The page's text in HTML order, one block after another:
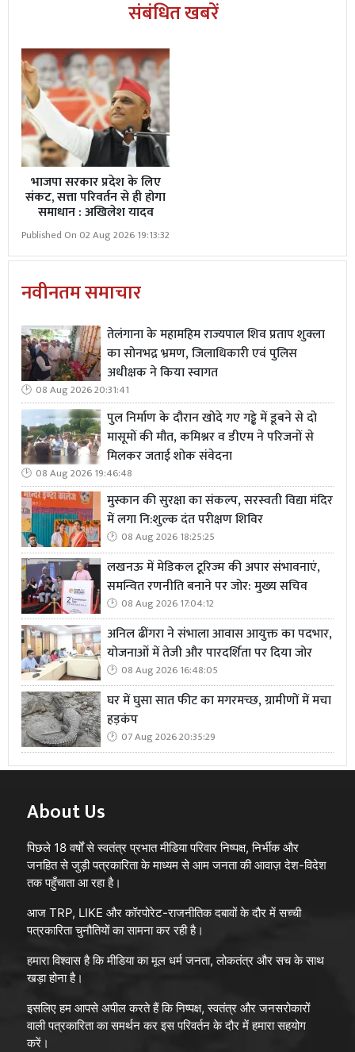
संबंधित खबरें
भाजपा सरकार प्रदेश के लिए
संकट, सत्ता परिवर्तन से ही होगा
समाधान : अखिलेश यादव
Published On 02 Aug 2026 19:13:32
नवीनतम समाचार
तेलंगाना के महामहिम राज्यपाल शिव प्रताप शुक्ला
का सोनभद्र भ्रमण, जिलाधिकारी एवं पुलिस
अधीक्षक ने किया स्वागत
08 Aug 2026 20:31:41
पुल निर्माण के दौरान खोदे गए गड्ढे में डूबने से दो
मासूमों की मौत, कमिश्नर व डीएम ने परिजनों से
मिलकर जताई शोक संवेदना
08 Aug 2026 19:46:48
मुस्कान की सुरक्षा का संकल्प, सरस्वती विद्या मंदिर
में लगा नि:शुल्क दंत परीक्षण शिविर
08 Aug 2026 18:25:25
लखनऊ में मेडिकल टूरिज्म की अपार संभावनाएं,
समन्वित रणनीति बनाने पर जोर: मुख्य सचिव
08 Aug 2026 17:04:12
अनिल ढींगरा ने संभाला आवास आयुक्त का पदभार,
योजनाओं में तेजी और पारदर्शिता पर दिया जोर
08 Aug 2026 16:48:05
घर में घुसा सात फीट का मगरमच्छ, ग्रामीणों में मचा
हड़कंप
07 Aug 2026 20:35:29
About Us
पिछले 18 वर्षों से स्वतंत्र प्रभात मीडिया परिवार निष्पक्ष, निर्भीक और
जनहित से जुड़ी पत्रकारिता के माध्यम से आम जनता की आवाज़ देश-विदेश
तक पहुँचाता आ रहा है।
आज TRP, LIKE और कॉरपोरेट-राजनीतिक दबावों के दौर में सच्ची
पत्रकारिता चुनौतियों का सामना कर रही है।
हमारा विश्वास है कि मीडिया का मूल धर्म जनता, लोकतंत्र और सच के साथ
खड़ा होना है।
इसलिए हम आपसे अपील करते हैं कि निष्पक्ष, स्वतंत्र और जनसरोकारों
वाली पत्रकारिता का समर्थन कर इस परिवर्तन के दौर में हमारा सहयोग
करें।